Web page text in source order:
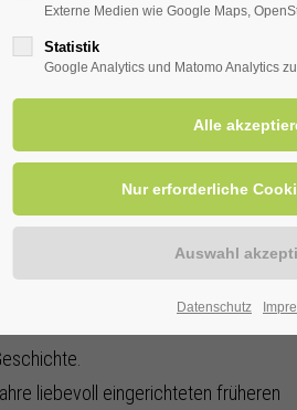
in die Vergangenheit:
liebevoll eingerichteten früheren
Externe Medien wie Google Maps,
Statistik
Google Analytics und Matomo Analytics
Datenschutz